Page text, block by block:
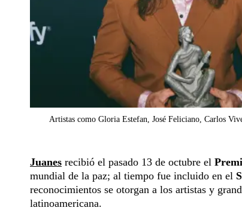
Artistas como Gloria Estefan, José Feliciano, Carlos
Juanes recibió el pasado 13 de octubre el
mundial de la paz; al tiempo fue incluido en el
reconocimientos se otorgan a los artistas y
latinoamericana.